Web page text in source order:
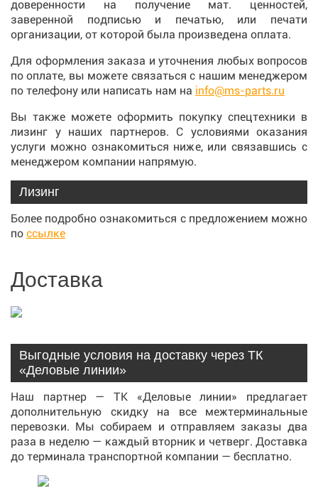
доверенности на получение мат. ценностей,
заверенной подписью и печатью, или печати
организации, от которой была произведена оплата.
Для оформления заказа и уточнения любых вопросов
по оплате, вы можете связаться с нашим менеджером
по телефону или написать нам на info@ms-parts.ru
Вы также можете оформить покупку спецтехники в
лизинг у наших партнеров. С условиями оказания
услуги можно ознакомиться ниже, или связавшись с
менеджером компании напрямую.
Лизинг
Более подробно ознакомиться с предложением можно
по ссылке
Доставка
Выгодные условия на доставку через ТК
«Деловые линии»
Наш партнер — ТК «Деловые линии» предлагает
дополнительную скидку на все межтерминальные
перевозки. Мы собираем и отправляем заказы два
раза в неделю — каждый вторник и четверг. Доставка
до терминала транспортной компании — бесплатно.